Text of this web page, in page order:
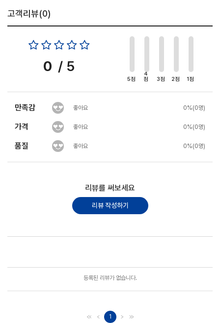
고객리뷰(0)
0 / 5
5점
4
점
3점 2점 1점
만족감 좋아요 0%(0명)
가격 좋아요 0%(0명)
품질 좋아요 0%(0명)
리뷰를 써보세요
리뷰 작성하기
등록된 리뷰가 없습니다.
1